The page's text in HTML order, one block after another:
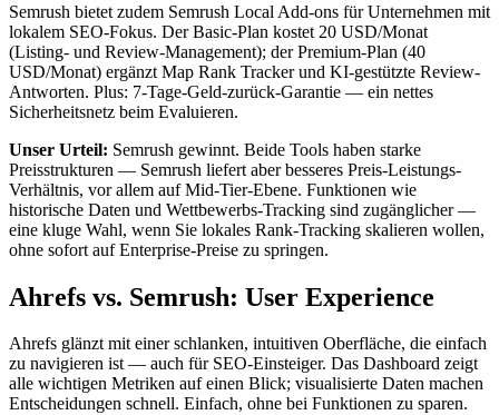
Semrush bietet zudem Semrush Local Add-ons für Unternehmen mit
lokalem SEO-Fokus. Der Basic-Plan kostet 20 USD/Monat
(Listing- und Review-Management); der Premium-Plan (40
USD/Monat) ergänzt Map Rank Tracker und KI-gestützte Review-
Antworten. Plus: 7-Tage-Geld-zurück-Garantie — ein nettes
Sicherheitsnetz beim Evaluieren.
Unser Urteil: Semrush gewinnt. Beide Tools haben starke
Preisstrukturen — Semrush liefert aber besseres Preis-Leistungs-
Verhältnis, vor allem auf Mid-Tier-Ebene. Funktionen wie
historische Daten und Wettbewerbs-Tracking sind zugänglicher —
eine kluge Wahl, wenn Sie lokales Rank-Tracking skalieren wollen,
ohne sofort auf Enterprise-Preise zu springen.
Ahrefs vs. Semrush: User Experience
Ahrefs glänzt mit einer schlanken, intuitiven Oberfläche, die einfach
zu navigieren ist — auch für SEO-Einsteiger. Das Dashboard zeigt
alle wichtigen Metriken auf einen Blick; visualisierte Daten machen
Entscheidungen schnell. Einfach, ohne bei Funktionen zu sparen.